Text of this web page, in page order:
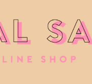
セール 40th限定 ピアス